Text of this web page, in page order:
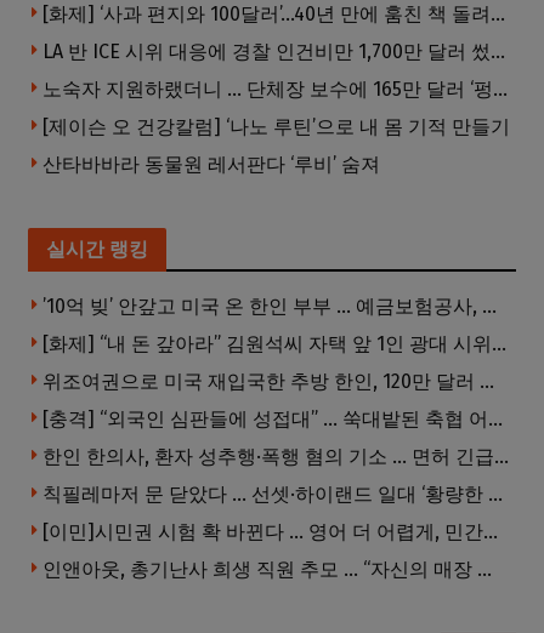
[화제] ‘사과 편지와 100달러’…40년 만에 훔친 책 돌려준 절도범
LA 반 ICE 시위 대응에 경찰 인건비만 1,700만 달러 썼다.
노숙자 지원하랬더니 … 단체장 보수에 165만 달러 ‘펑펑’
[제이슨 오 건강칼럼] ‘나노 루틴’으로 내 몸 기적 만들기
산타바바라 동물원 레서판다 ‘루비’ 숨져
실시간 랭킹
’10억 빚’ 안갚고 미국 온 한인 부부 … 예금보험공사, 미국서 소송
[화제] “내 돈 갚아라” 김원석씨 자택 앞 1인 광대 시위 … 한인 투자사, “108만 달러 못받아”
위조여권으로 미국 재입국한 추방 한인, 120만 달러 은행 사기 행각
[충격] “외국인 심판들에 성접대” … 쑥대밭된 축협 어디까지 추락하나
한인 한의사, 환자 성추행·폭행 혐의 기소 … 면허 긴급정지
칙필레마저 문 닫았다 … 선셋·하이랜드 일대 ‘황량한 거리’로
[이민]시민권 시험 확 바뀐다 … 영어 더 어렵게, 민간시험 도입 추진
인앤아웃, 총기난사 희생 직원 추모 … “자신의 매장 운영이 꿈이었다”